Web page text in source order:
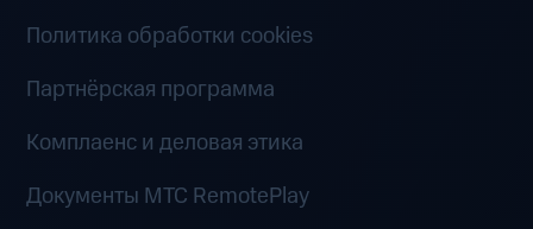
Политика обработки cookies
Партнёрская программа
Комплаенс и деловая этика
Документы MTC RemotePlay